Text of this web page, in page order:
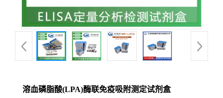
溶血磷脂酸(LPA)酶联免疫吸附测定试剂盒